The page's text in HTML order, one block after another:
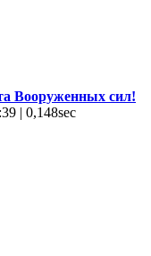
Вооруженных сил!
| 0,148sec